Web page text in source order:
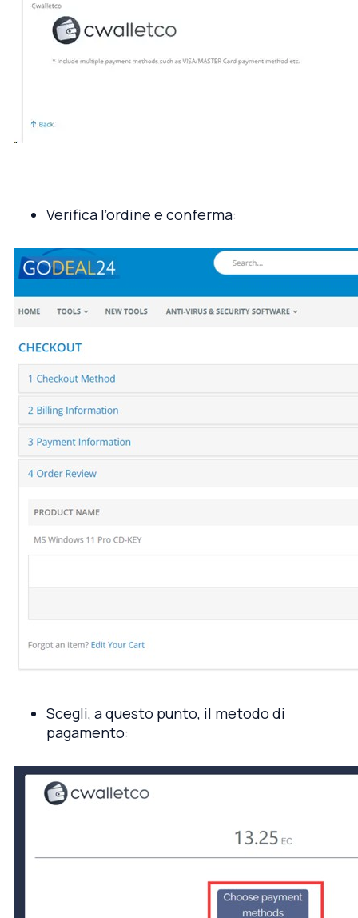
Verifica l’ordine e conferma:
Scegli, a questo punto, il metodo di
pagamento: